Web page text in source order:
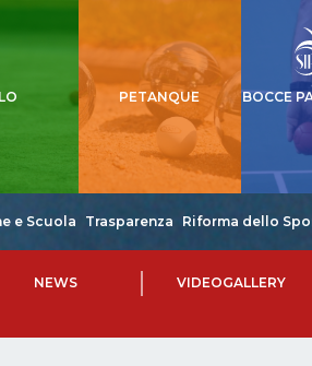
PETANQUE BOCCE
e Scuola Trasparenza Riforma dello
NEWS VIDEOGALLERY